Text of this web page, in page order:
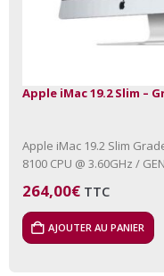
Apple iMac 19.2 Slim –
Apple iMac 19.2 Slim
8100 CPU @ 3.60GHz /
264,00€ TTC
AJOUTER AU PANIER